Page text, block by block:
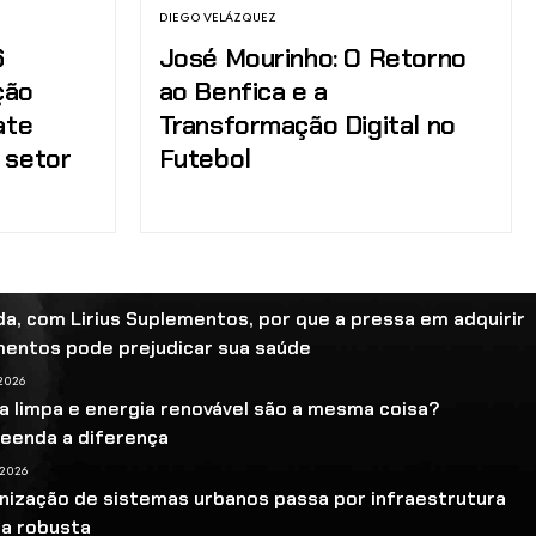
setor
DIEGO VELÁZQUEZ
José Mourinho: O Retorno
ao Benfica e a
Transformação Digital no
Futebol
com Lirius Suplementos, por que a pressa em adquirir
pode prejudicar sua saúde
limpa e energia renovável são a mesma coisa?
a diferença
2026
de sistemas urbanos passa por infraestrutura
robusta